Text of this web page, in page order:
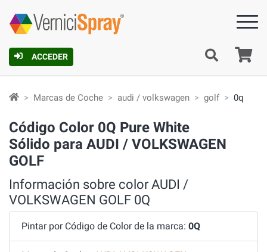
ACCEDER
Marcas de Coche audi / volkswagen golf 0q
Código Color 0Q Pure White
Sólido para AUDI / VOLKSWAGEN
GOLF
Información sobre color AUDI /
VOLKSWAGEN GOLF 0Q
Pintar por Código de Color de la marca: 0Q